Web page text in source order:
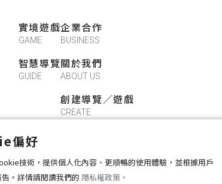
實境遊戲
GAME
智慧導覽
GUIDE
企業合作
BUSINESS
關於我們
ABOUT US
創建導覽／遊戲
CREATE
偏好
技術，提供個人化內容、更順暢的使用體驗，並根據用戶
。詳情請閱讀我們的 隱私權政策。